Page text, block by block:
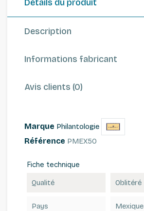
Détails du produit
Description
Informations fabricant
Avis clients (0)
Marque Philantologie
Référence PMEX50
Fiche technique
Qualité Oblitéré
Pays Mexique